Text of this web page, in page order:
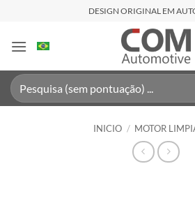
contenido
DESIGN ORIGINAL EM
Buscar
por:
INICIO / MOTOR